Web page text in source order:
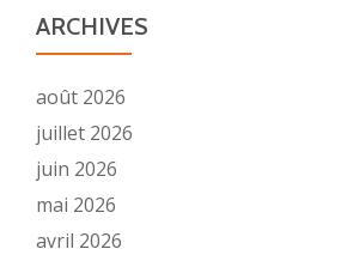
ARCHIVES
août 2026
juillet 2026
juin 2026
mai 2026
avril 2026